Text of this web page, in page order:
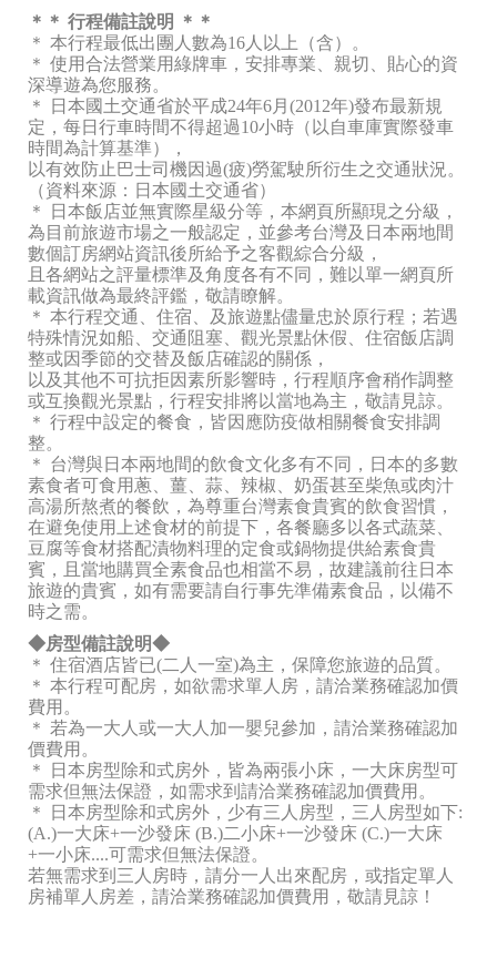
＊＊ 行程備註說明 ＊＊
＊ 本行程最低出團人數為16人以上（含）。
＊ 使用合法營業用綠牌車，安排專業、親切、貼心的資
深導遊為您服務。
＊ 日本國土交通省於平成24年6月(2012年)發布最新規
定，每日行車時間不得超過10小時（以自車庫實際發車
時間為計算基準），
以有效防止巴士司機因過(疲)勞駕駛所衍生之交通狀況。
（資料來源：日本國土交通省）
＊ 日本飯店並無實際星級分等，本網頁所顯現之分級，
為目前旅遊市場之一般認定，並參考台灣及日本兩地間
數個訂房網站資訊後所給予之客觀綜合分級，
且各網站之評量標準及角度各有不同，難以單一網頁所
載資訊做為最終評鑑，敬請瞭解。
＊ 本行程交通、住宿、及旅遊點儘量忠於原行程；若遇
特殊情況如船、交通阻塞、觀光景點休假、住宿飯店調
整或因季節的交替及飯店確認的關係，
以及其他不可抗拒因素所影響時，行程順序會稍作調整
或互換觀光景點，行程安排將以當地為主，敬請見諒。
＊ 行程中設定的餐食，皆因應防疫做相關餐食安排調
整。
＊ 台灣與日本兩地間的飲食文化多有不同，日本的多數
素食者可食用蔥、薑、蒜、辣椒、奶蛋甚至柴魚或肉汁
高湯所熬煮的餐飲，為尊重台灣素食貴賓的飲食習慣，
在避免使用上述食材的前提下，各餐廳多以各式蔬菜、
豆腐等食材搭配漬物料理的定食或鍋物提供給素食貴
賓，且當地購買全素食品也相當不易，故建議前往日本
旅遊的貴賓，如有需要請自行事先準備素食品，以備不
時之需。
◆房型備註說明◆
＊ 住宿酒店皆已(二人一室)為主，保障您旅遊的品質。
＊ 本行程可配房，如欲需求單人房，請洽業務確認加價
費用。
＊ 若為一大人或一大人加一嬰兒參加，請洽業務確認加
價費用。
＊ 日本房型除和式房外，皆為兩張小床，一大床房型可
需求但無法保證，如需求到請洽業務確認加價費用。
＊ 日本房型除和式房外，少有三人房型，三人房型如下:
(A.)一大床+一沙發床 (B.)二小床+一沙發床 (C.)一大床
+一小床....可需求但無法保證。
若無需求到三人房時，請分一人出來配房，或指定單人
房補單人房差，請洽業務確認加價費用，敬請見諒！